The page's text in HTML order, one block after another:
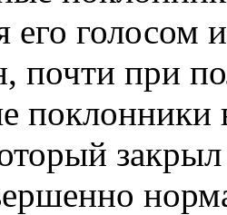
его голосом
почти при
поклонники